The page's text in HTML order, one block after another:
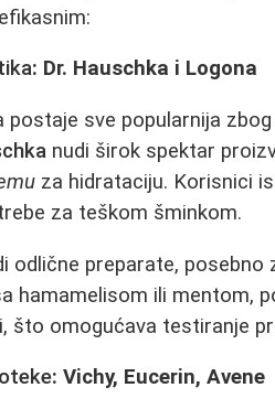
: Dr. Hauschka i Logona
postaje sve popularnija
nudi širok spektar
za hidrataciju. Korisnici
za teškom šminkom.
odlične preparate,
hamamelisom ili mentom,
što omogućava testiranje
: Vichy, Eucerin, Avene